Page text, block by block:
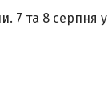
7 та 8 серпня у